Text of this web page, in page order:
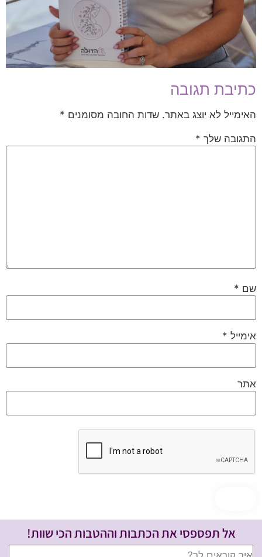
כתיבת תגובה
האימייל לא יוצג באתר. שדות החובה מסומנים *
התגובה שלך *
שם *
אימייל *
אתר
אל תפספסי את הכתבות וההטבות הכי שוות!